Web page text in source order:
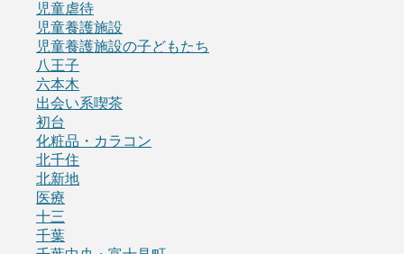
児童虐待
児童養護施設
児童養護施設の子どもたち
八王子
六本木
出会い系喫茶
初台
化粧品・カラコン
北千住
北新地
医療
十三
千葉